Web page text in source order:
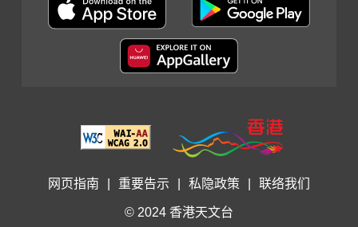
网页指南 重要告示 私隐政策 联络我们
© 2024 香港天文台